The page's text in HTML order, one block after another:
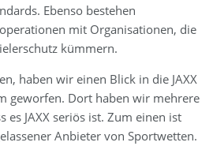
Ebenso bestehen
mit Organisationen, die
kümmern.
haben wir einen Blick in die JAXX
geworfen. Dort haben wir mehrere
es JAXX seriös ist. Zum einen ist
Anbieter von Sportwetten.